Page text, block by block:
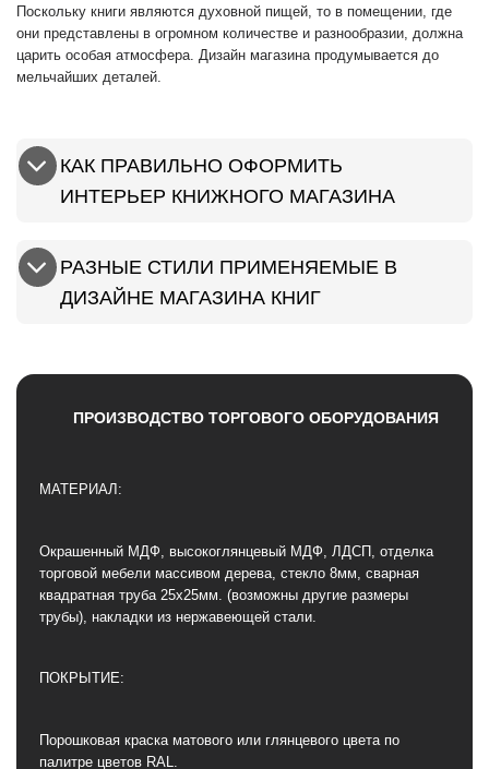
Поскольку книги являются духовной пищей, то в помещении, где
они представлены в огромном количестве и разнообразии, должна
царить особая атмосфера. Дизайн магазина продумывается до
мельчайших деталей.
КАК ПРАВИЛЬНО ОФОРМИТЬ
ИНТЕРЬЕР КНИЖНОГО МАГАЗИНА
РАЗНЫЕ СТИЛИ ПРИМЕНЯЕМЫЕ В
ДИЗАЙНЕ МАГАЗИНА КНИГ
ПРОИЗВОДСТВО ТОРГОВОГО ОБОРУДОВАНИЯ
МАТЕРИАЛ:
Окрашенный МДФ, высокоглянцевый МДФ, ЛДСП, отделка
торговой мебели массивом дерева, стекло 8мм, сварная
квадратная труба 25х25мм. (возможны другие размеры
трубы), накладки из нержавеющей стали.
ПОКРЫТИЕ:
Порошковая краска матового или глянцевого цвета по
палитре цветов RAL.